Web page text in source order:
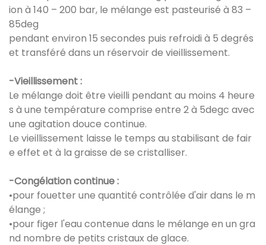
ion à 140 – 200 bar, le mélange est pasteurisé à 83 –
85deg
pendant environ 15 secondes puis refroidi à 5 degrés
et transféré dans un réservoir de vieillissement.
-Vieillissement :
Le mélange doit être vieilli pendant au moins 4 heure
s à une température comprise entre 2 à 5degc avec
une agitation douce continue.
Le vieillissement laisse le temps au stabilisant de fair
e effet et à la graisse de se cristalliser.
-Congélation continue :
•pour fouetter une quantité contrôlée d'air dans le m
élange ;
•pour figer l'eau contenue dans le mélange en un gra
nd nombre de petits cristaux de glace.